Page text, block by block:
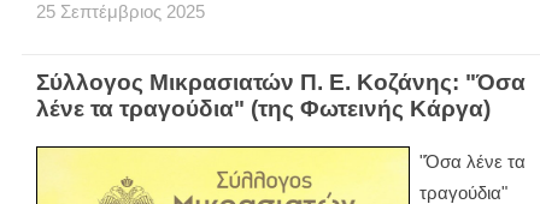
25 Σεπτέμβριος 2025
Σύλλογος Μικρασιατών Π. Ε. Κοζάνης: "Όσα
λένε τα τραγούδια" (της Φωτεινής Κάργα)
"Όσα λένε τα
τραγούδια"